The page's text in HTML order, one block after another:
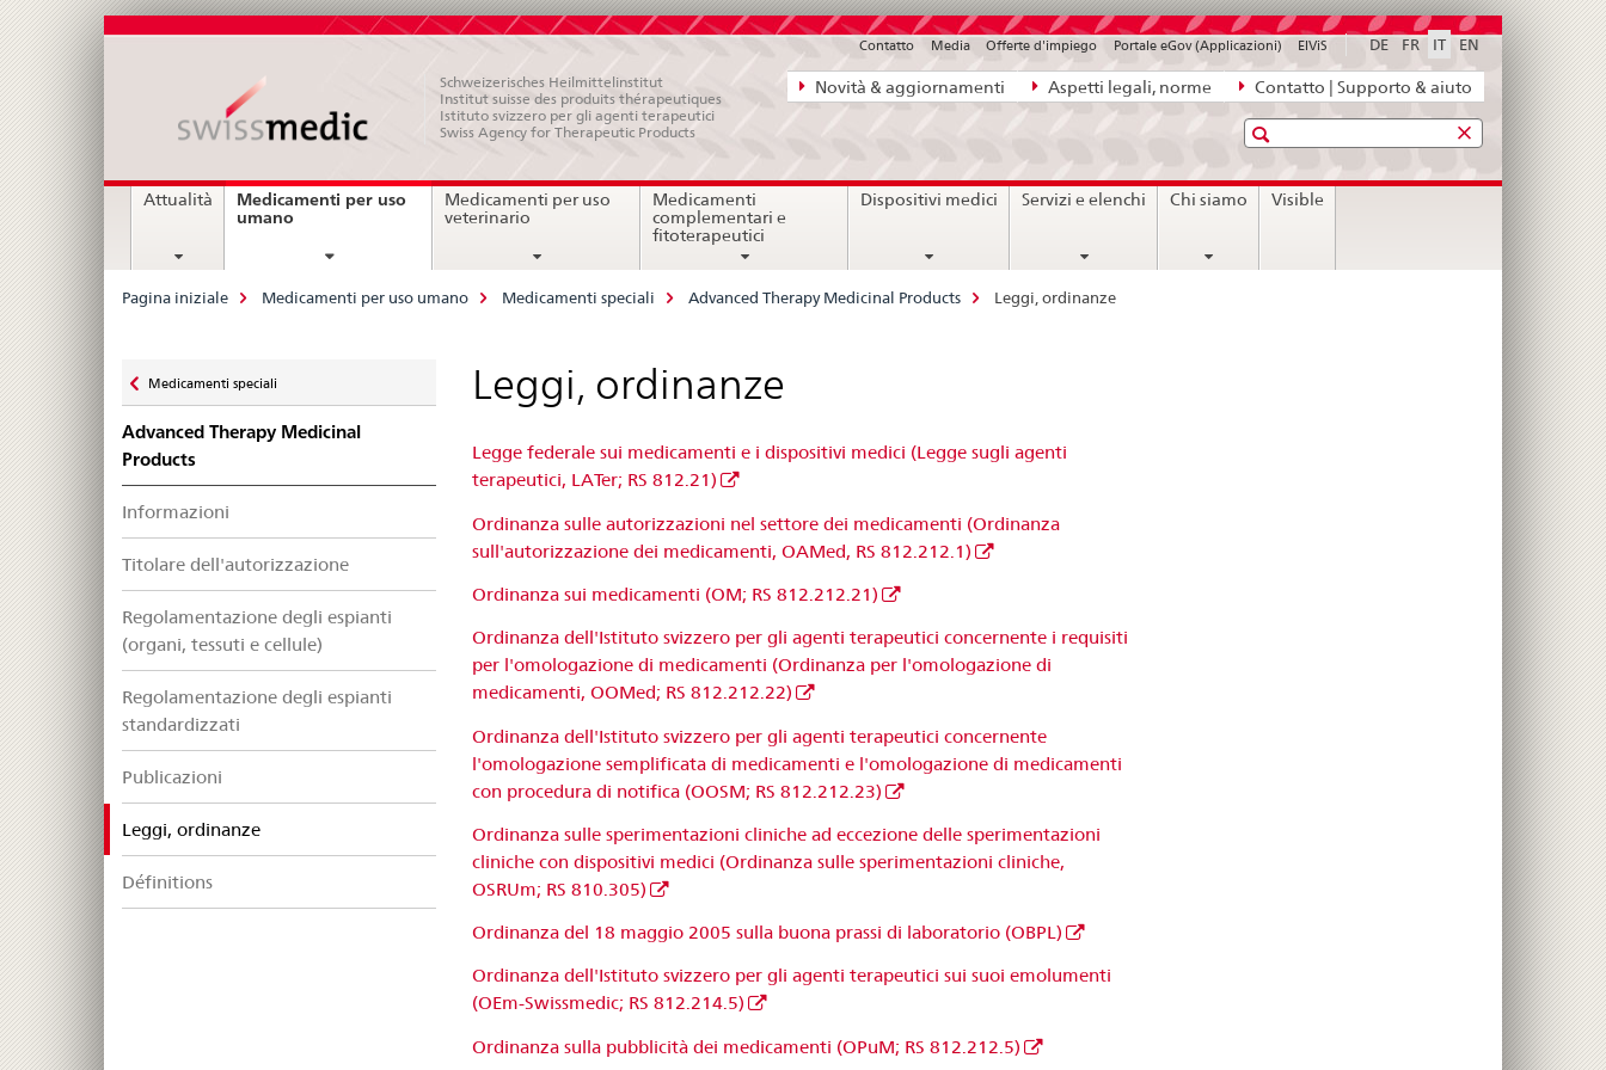
Navigazione
diretta:
aspetti
Novità & aggiornamenti Aspetti legali, norme Contatto | Supporto & aiuto
DE FR IT EN
Contatto Media Offerte d'impiego Portale eGov (Applicazioni) ElViS
Schweizerisches Heilmittelinstitut
Institut suisse des produits thérapeutiques
Istituto svizzero per gli agenti terapeutici
Swiss Agency for Therapeutic Products
Ricerca
Navigation
Attualità
Medicamenti per uso
umanocurrent
Medicamenti per uso
veterinario
Medicamenti
complementari e
fitoterapeutici
Dispositivi medici Servizi e elenchi Chi siamo Visible
Breadcrumb
Pagina iniziale Medicamenti per uso umano Medicamenti speciali Advanced Therapy Medicinal Products Leggi, ordinanze
zu
Medicamenti speciali
Advanced Therapy Medicinal
Products
Informazioni
Titolare dell'autorizzazione
Regolamentazione degli espianti
(organi, tessuti e cellule)
Regolamentazione degli espianti
standardizzati
Publicazioni
Leggi, ordinanzeselected
Définitions
Leggi, ordinanze
Legge federale sui medicamenti e i dispositivi medici (Legge sugli agenti
terapeutici, LATer; RS 812.21)
Ordinanza sulle autorizzazioni nel settore dei medicamenti (Ordinanza
sull'autorizzazione dei medicamenti, OAMed, RS 812.212.1)
Ordinanza sui medicamenti (OM; RS 812.212.21)
Ordinanza dell'Istituto svizzero per gli agenti terapeutici concernente i requisiti
per l'omologazione di medicamenti (Ordinanza per l'omologazione di
medicamenti, OOMed; RS 812.212.22)
Ordinanza dell'Istituto svizzero per gli agenti terapeutici concernente
l'omologazione semplificata di medicamenti e l'omologazione di medicamenti
con procedura di notifica (OOSM; RS 812.212.23)
Ordinanza sulle sperimentazioni cliniche ad eccezione delle sperimentazioni
cliniche con dispositivi medici (Ordinanza sulle sperimentazioni cliniche,
OSRUm; RS 810.305)
Ordinanza del 18 maggio 2005 sulla buona prassi di laboratorio (OBPL)
Ordinanza dell'Istituto svizzero per gli agenti terapeutici sui suoi emolumenti
(OEm-Swissmedic; RS 812.214.5)
Ordinanza sulla pubblicità dei medicamenti (OPuM; RS 812.212.5)